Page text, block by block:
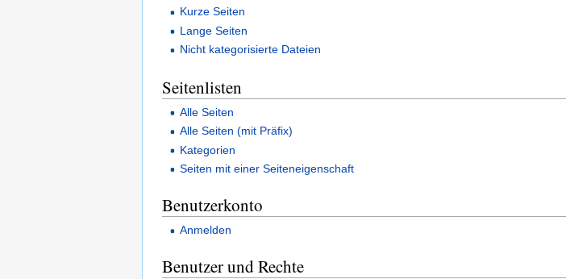
Kurze Seiten
Lange Seiten
Nicht kategorisierte Dateien
Seitenlisten
Alle Seiten
Alle Seiten (mit Präfix)
Kategorien
Seiten mit einer Seiteneigenschaft
Benutzerkonto
Anmelden
Benutzer und Rechte